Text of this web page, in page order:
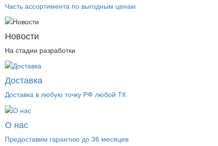
Часть ассортимента по выгодным ценам
Новости
На стадии разработки
Доставка
Доставка в любую точку РФ любой ТК
О нас
Предоставим гарантию до 36 месяцев